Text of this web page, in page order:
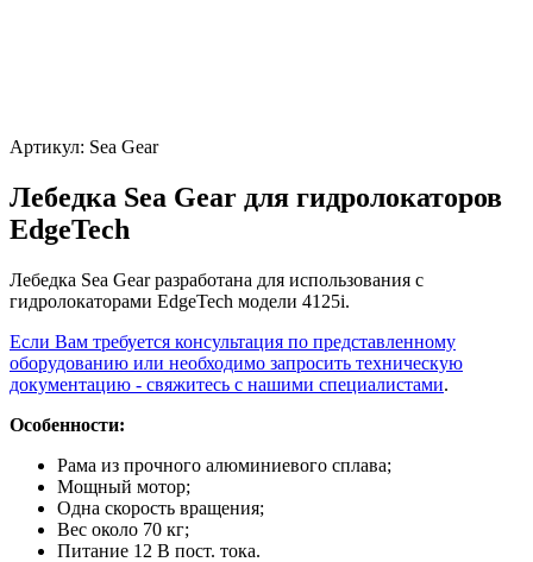
Артикул: Sea Gear
Лебедка Sea Gear для гидролокаторов
EdgeTech
Лебедка Sea Gear разработана для использования с
гидролокаторами EdgeTech модели 4125i.
Если Вам требуется консультация по представленному
оборудованию или необходимо запросить техническую
документацию - свяжитесь с нашими специалистами.
Особенности:
Рама из прочного алюминиевого сплава;
Мощный мотор;
Одна скорость вращения;
Вес около 70 кг;
Питание 12 В пост. тока.